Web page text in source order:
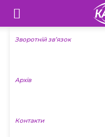
Телебачення
«Капрі»
Новини
Зворотній зв’язок
Архів
Контакти